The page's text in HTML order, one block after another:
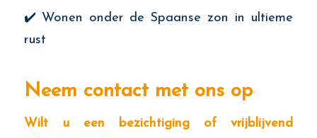
✔️ Wonen onder de Spaanse zon in ultieme
rust
Neem contact met ons op
Wilt u een bezichtiging of vrijblijvend